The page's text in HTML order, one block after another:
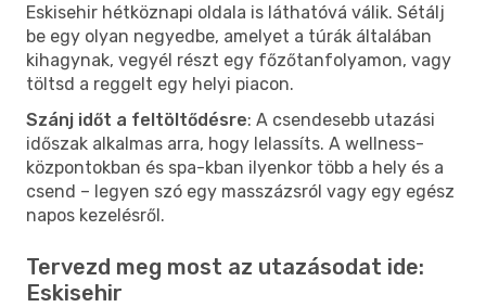
Eskisehir hétköznapi oldala is láthatóvá válik. Sétálj
be egy olyan negyedbe, amelyet a túrák általában
kihagynak, vegyél részt egy főzőtanfolyamon, vagy
töltsd a reggelt egy helyi piacon.
Szánj időt a feltöltődésre: A csendesebb utazási
időszak alkalmas arra, hogy lelassíts. A wellness-
központokban és spa-kban ilyenkor több a hely és a
csend – legyen szó egy masszázsról vagy egy egész
napos kezelésről.
Tervezd meg most az utazásodat ide:
Eskisehir